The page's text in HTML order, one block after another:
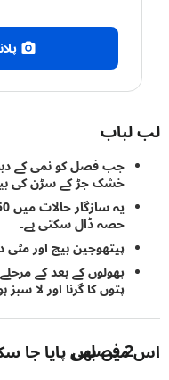
جب فصل کو نمی کے دباؤ کے
خشک جڑ کے سڑن کی بیماری
حصہ ڈال سکتی ہے۔
پیتھوجین بیج اور مٹی دونوں
پھولوں کے بعد کے مرحلے کے
پتوں کا گرنا اور لا سبز ہونا۔
بھی پایا جا سکتا ہے
فصلیں